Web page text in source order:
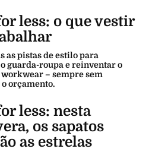
less: o que vestir
as pistas de estilo para
guarda-roupa e reinventar o
– sempre sem
orçamento.
less: nesta
os sapatos
as estrelas